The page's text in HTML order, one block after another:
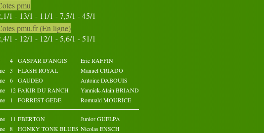
Octobre 2023
02 03 04
07 08 09
10
17 18 19
22 23 24
27 28
16
21
22
26
27
pmu
1 - 13/1 - 11/1 - 7,5/1 - 45/1
pmu.fr (En ligne)
1 - 12/1 - 12/1 - 5,6/1 - 51/1
4 GASPAR D'ANGIS
Eric RAFFIN
3 FLASH ROYAL
Manuel CRIADO
6 GAUDEO
Antoine DABOUIS
12 FAKIR DU RANCH
Yannick-Alain BRIAND
1 FORREST GEDE Romuald MOURICE
11 EBERTON
Junior GUELPA
8 HONKY TONK BLUES Nicolas ENSCH